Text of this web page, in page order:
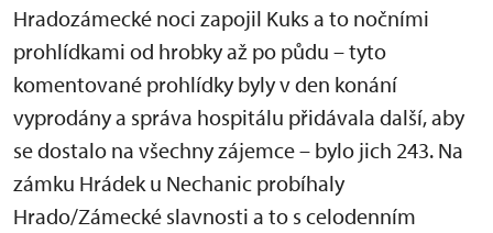
Hradozámecké noci zapojil Kuks a to nočními
prohlídkami od hrobky až po půdu – tyto
komentované prohlídky byly v den konání
vyprodány a správa hospitálu přidávala další, aby
se dostalo na všechny zájemce – bylo jich 243. Na
zámku Hrádek u Nechanic probíhaly
Hrado/Zámecké slavnosti a to s celodenním